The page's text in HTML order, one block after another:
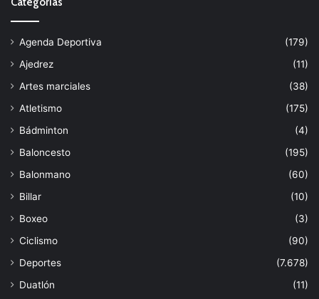
Agenda Deportiva
(179)
Ajedrez
(11)
Artes marciales
(38)
Atletismo
(175)
Bádminton
(4)
Baloncesto
(195)
Balonmano
(60)
Billar
(10)
Boxeo
(3)
Ciclismo
(90)
Deportes
(7.678)
Duatlón
(11)